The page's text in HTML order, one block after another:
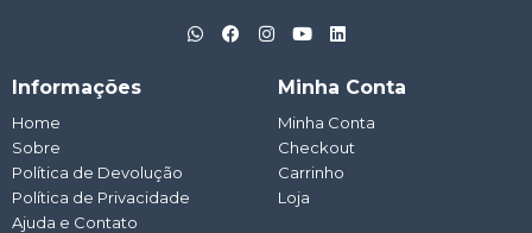
W
h
F
a
I
n
m
Y
o
t
u
b
e
L
i
e
d
i
n
Informações
Home
Sobre
Política de Devolução
Política de Privacidade
Ajuda e Contato
Minha Conta
Minha Conta
Checkout
Carrinho
Loja